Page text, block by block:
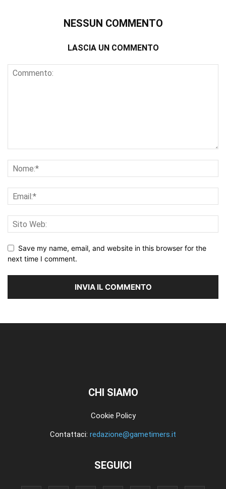
NESSUN COMMENTO
LASCIA UN COMMENTO
Save my name, email, and website in this browser for the
next time I comment.
CHI SIAMO
Cookie Policy
Contattaci: redazione@gametimers.it
SEGUICI